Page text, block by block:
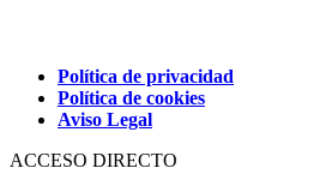
Política de privacidad
Política de cookies
Aviso Legal
ACCESO DIRECTO